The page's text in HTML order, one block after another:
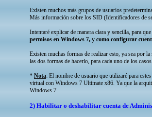
Existen muchos más grupos de usuarios
Más información sobre los SID (Identificadores de
Intentaré explicar de manera clara y sencilla, para
permisos en Windows 7, y como configurar
Existen muchas formas de realizar esto, ya sea por
las dos formas de hacerlo, para cada uno de los
*Nota: El nombre de usuario que utilizaré para
virtual con Windows 7 Ultimate x86. Ya que la
Windows 7.
2) Habilitar o deshabilitar cuenta de